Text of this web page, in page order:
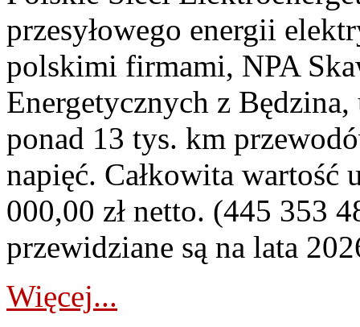
przesyłowego energii
polskimi firmami, NPA
Energetycznych z
ponad 13 tys. km
napięć. Całkowita
000,00 zł netto. (445 353
przewidziane są na lata
Więcej...